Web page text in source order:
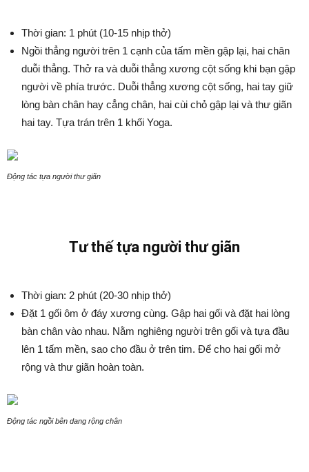
Thời gian: 1 phút (10-15 nhịp thở)
Ngồi thẳng người trên 1 cạnh của tấm mền gập lại, hai chân
duỗi thẳng. Thở ra và duỗi thẳng xương cột sống khi bạn gập
người về phía trước. Duỗi thẳng xương cột sống, hai tay giữ
lòng bàn chân hay cẳng chân, hai cùi chỏ gập lại và thư giãn
hai tay. Tựa trán trên 1 khối Yoga.
Động tác tựa người thư giãn
Tư thế tựa người thư giãn
Thời gian: 2 phút (20-30 nhịp thở)
Đặt 1 gối ôm ở đáy xương cùng. Gập hai gối và đặt hai lòng
bàn chân vào nhau. Nằm nghiêng người trên gối và tựa đầu
lên 1 tấm mền, sao cho đầu ở trên tim. Để cho hai gối mở
rộng và thư giãn hoàn toàn.
Động tác ngồi bên dang rộng chân